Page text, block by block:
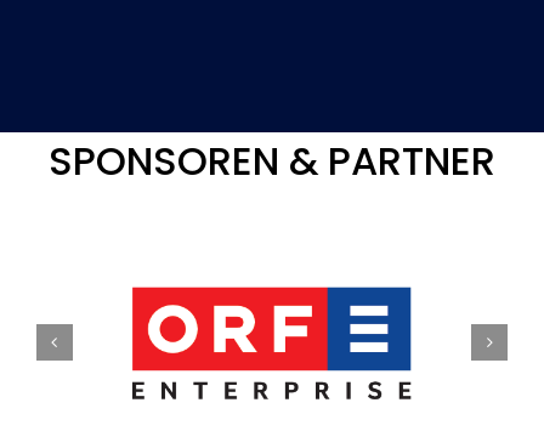
SPONSOREN & PARTNER